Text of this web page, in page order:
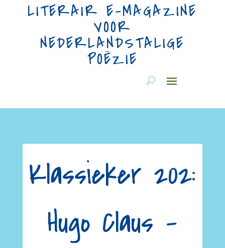
LITERAIR E-MAGAZINE
VOOR
NEDERLANDSTALIGE
POËZIE
Klassieker 202:
Hugo Claus –